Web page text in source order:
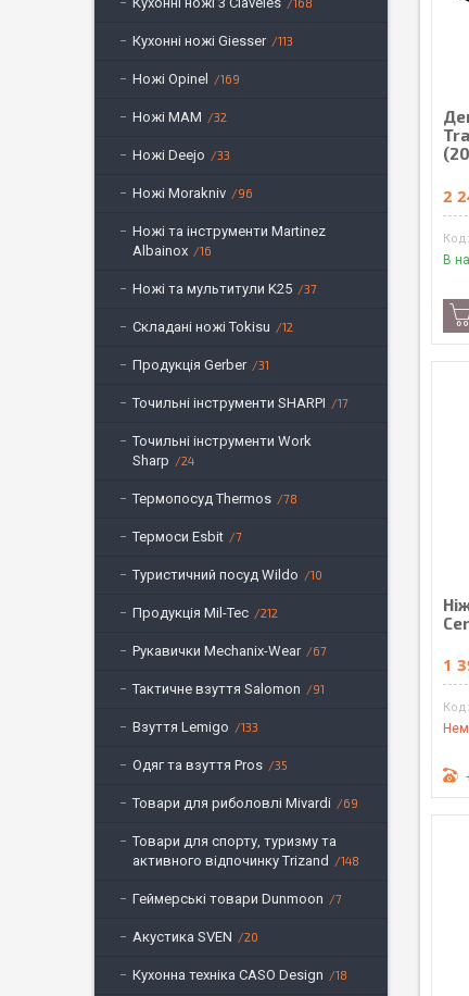
2
В
1
Кухонні ножі Giesser 113
Ножі Opinel 169
Ножі MAM 32
Ножі Deejo 33
Ножі Morakniv 96
Ножі та інструменти Martinez
Albainox
16
Ножі та мультитули K25 37
Складані ножі Tokisu 12
Продукція Gerber 31
Точильні інструменти SHARPI 17
Точильні інструменти Work
Sharp
24
Термопосуд Thermos 78
Термоси Esbit 7
Туристичний посуд Wildo 10
Продукція Mil-Tec 212
Рукавички Mechanix-Wear 67
Тактичне взуття Salomon 91
Взуття Lemigo 133
Одяг та взуття Pros 35
Товари для риболовлі Mivardi 69
Товари для спорту, туризму та
активного відпочинку Trizand
148
Геймерські товари Dunmoon 7
Акустика SVEN 20
Кухонна техніка CASO Design 18